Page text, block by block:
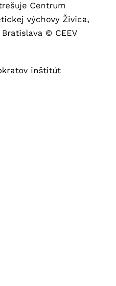
Centrum
výchovy Živica,
© CEEV
inštitút